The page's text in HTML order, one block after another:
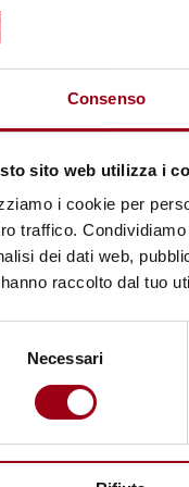
Consenso
sito web utilizza i
i cookie per
traffico.
dei dati web,
raccolto dal tuo
Necessari
Unite ha anche
contratto sociale
il suoAppello
società civile.
comeil
finanziaria
che